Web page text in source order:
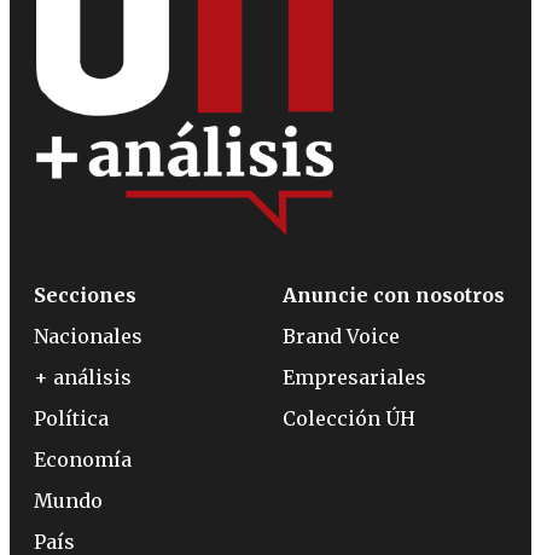
Secciones
Nacionales
+ análisis
Política
Economía
Mundo
País
Anuncie con nosotros
Brand Voice
Empresariales
Colección ÚH